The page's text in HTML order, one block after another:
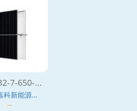
7-650-...
科新能源...
--